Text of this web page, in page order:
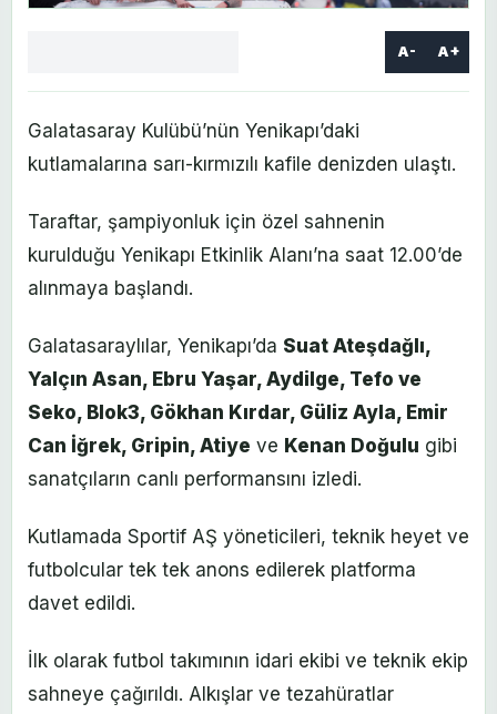
A- A+
Galatasaray Kulübü’nün Yenikapı’daki
kutlamalarına sarı-kırmızılı kafile denizden ulaştı.
Taraftar, şampiyonluk için özel sahnenin
kurulduğu Yenikapı Etkinlik Alanı’na saat 12.00’de
alınmaya başlandı.
Galatasaraylılar, Yenikapı’da Suat Ateşdağlı,
Yalçın Asan, Ebru Yaşar, Aydilge, Tefo ve
Seko, Blok3, Gökhan Kırdar, Güliz Ayla, Emir
Can İğrek, Gripin, Atiye ve Kenan Doğulu gibi
sanatçıların canlı performansını izledi.
Kutlamada Sportif AŞ yöneticileri, teknik heyet ve
futbolcular tek tek anons edilerek platforma
davet edildi.
İlk olarak futbol takımının idari ekibi ve teknik ekip
sahneye çağırıldı. Alkışlar ve tezahüratlar